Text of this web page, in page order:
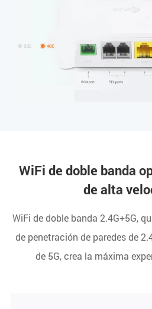
WiFi de doble banda
de alta
WiFi de doble banda 2.4G+5G,
de penetración de paredes de
de 5G, crea la máxima